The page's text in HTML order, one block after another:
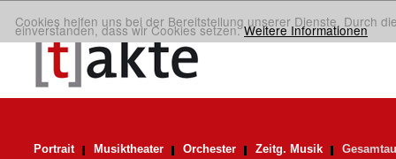
Cookies helfen uns bei der Bereitstellung unserer Dienste. Durch
einverstanden, dass wir Cookies setzen.Weitere Informationen
Portrait Musiktheater Orchester Zeitg. Musik